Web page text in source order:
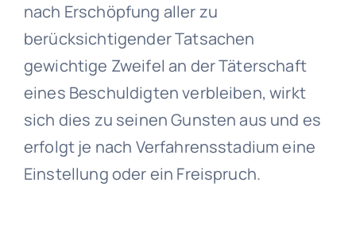
nach Erschöpfung aller zu
berücksichtigender Tatsachen
gewichtige Zweifel an der Täterschaft
eines Beschuldigten verbleiben, wirkt
sich dies zu seinen Gunsten aus und es
erfolgt je nach Verfahrensstadium eine
Einstellung oder ein Freispruch.